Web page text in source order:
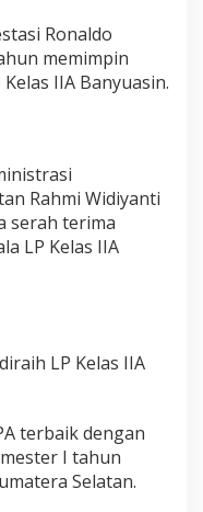
Ronaldo
memimpin
IIA Banyuasin.
Rahmi Widiyanti
serah terima
LP Kelas IIA
LP Kelas IIA
terbaik dengan
I tahun
Selatan.